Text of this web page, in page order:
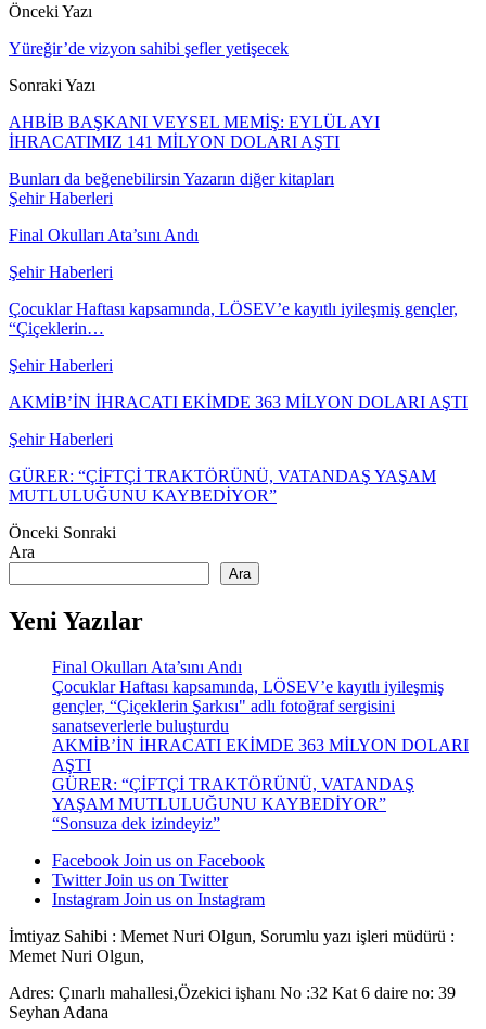
Önceki Yazı
Yüreğir’de vizyon sahibi şefler yetişecek
Sonraki Yazı
AHBİB BAŞKANI VEYSEL MEMİŞ: EYLÜL AYI
İHRACATIMIZ 141 MİLYON DOLARI AŞTI
Bunları da beğenebilirsin Yazarın diğer kitapları
Şehir Haberleri
Final Okulları Ata’sını Andı
Şehir Haberleri
Çocuklar Haftası kapsamında, LÖSEV’e kayıtlı iyileşmiş gençler,
“Çiçeklerin…
Şehir Haberleri
AKMİB’İN İHRACATI EKİMDE 363 MİLYON DOLARI AŞTI
Şehir Haberleri
GÜRER: “ÇİFTÇİ TRAKTÖRÜNÜ, VATANDAŞ YAŞAM
MUTLULUĞUNU KAYBEDİYOR”
Önceki Sonraki
Ara
Ara
Yeni Yazılar
Final Okulları Ata’sını Andı
Çocuklar Haftası kapsamında, LÖSEV’e kayıtlı iyileşmiş
gençler, “Çiçeklerin Şarkısı" adlı fotoğraf sergisini
sanatseverlerle buluşturdu
AKMİB’İN İHRACATI EKİMDE 363 MİLYON DOLARI
AŞTI
GÜRER: “ÇİFTÇİ TRAKTÖRÜNÜ, VATANDAŞ
YAŞAM MUTLULUĞUNU KAYBEDİYOR”
“Sonsuza dek izindeyiz”
Facebook Join us on Facebook
Twitter Join us on Twitter
Instagram Join us on Instagram
İmtiyaz Sahibi : Memet Nuri Olgun, Sorumlu yazı işleri müdürü :
Memet Nuri Olgun,
Adres: Çınarlı mahallesi,Özekici işhanı No :32 Kat 6 daire no: 39
Seyhan Adana